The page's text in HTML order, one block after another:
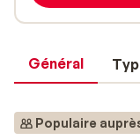
Général
Populaire